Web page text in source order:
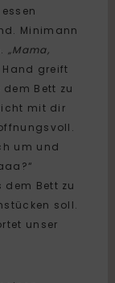
Minimann
„Mama,
Hand greift
Bett zu
mit dir
um und
Bett zu
soll.
unser